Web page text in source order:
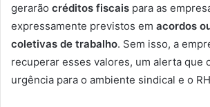
gerarão créditos fiscais para as
expressamente previstos em acordos
coletivas de trabalho. Sem isso, a
recuperar esses valores, um alerta que
urgência para o ambiente sindical e o